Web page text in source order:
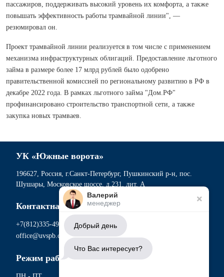
пассажиров, поддерживать высокий уровень их комфорта, а также
повышать эффективность работы трамвайной линии", —
резюмировал он.
Проект трамвайной линии реализуется в том числе с применением
механизма инфраструктурных облигаций. Предоставление льготного
займа в размере более 17 млрд рублей было одобрено
правительственной комиссией по региональному развитию в РФ в
декабре 2022 года. В рамках льготного займа "Дом.РФ"
профинансировано строительство транспортной сети, а также
закупка новых трамваев.
УК «Южные ворота»
196627, Россия, г.Санкт-Петербург, Пушкинский р-н, пос.
Шушары, Московское шоссе, д.231, лит. А
Контактная информация
+7(812)335-49-56
office@uvspb.com
Режим работы
Валерий
менеджер
Добрый день
Что Вас интересует?